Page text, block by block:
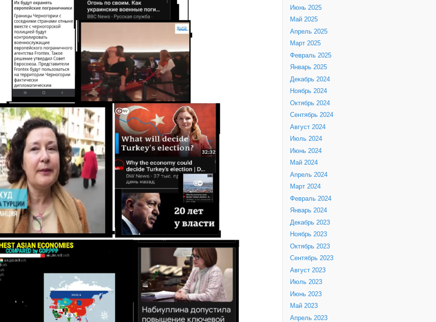
Июнь 2025
Май 2025
Апрель 2025
Март 2025
Февраль 2025
Январь 2025
Декабрь 2024
Ноябрь 2024
Октябрь 2024
Сентябрь 2024
Август 2024
Июль 2024
Июнь 2024
Май 2024
Апрель 2024
Март 2024
Февраль 2024
Январь 2024
Декабрь 2023
Ноябрь 2023
Октябрь 2023
Сентябрь 2023
Август 2023
Июль 2023
Июнь 2023
Май 2023
Апрель 2023